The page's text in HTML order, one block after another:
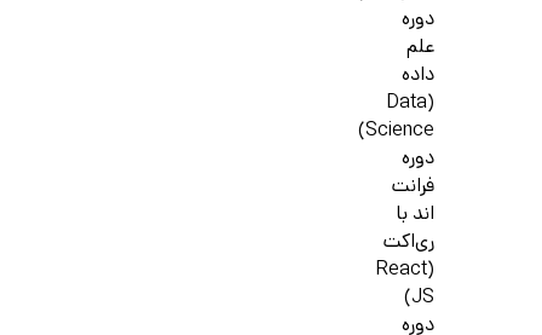
دوره
علم
داده
(Data
Science)
دوره
فرانت
اند با
ری‌اکت
(React
JS)
دوره